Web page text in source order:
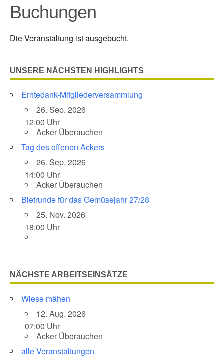
Buchungen
Die Veranstaltung ist ausgebucht.
UNSERE NÄCHSTEN HIGHLIGHTS
Erntedank-Mitgliederversammlung
26. Sep. 2026
12:00 Uhr
Acker Überauchen
Tag des offenen Ackers
26. Sep. 2026
14:00 Uhr
Acker Überauchen
Bietrunde für das Gemüsejahr 27/28
25. Nov. 2026
18:00 Uhr
NÄCHSTE ARBEITSEINSÄTZE
Wiese mähen
12. Aug. 2026
07:00 Uhr
Acker Überauchen
alle Veranstaltungen